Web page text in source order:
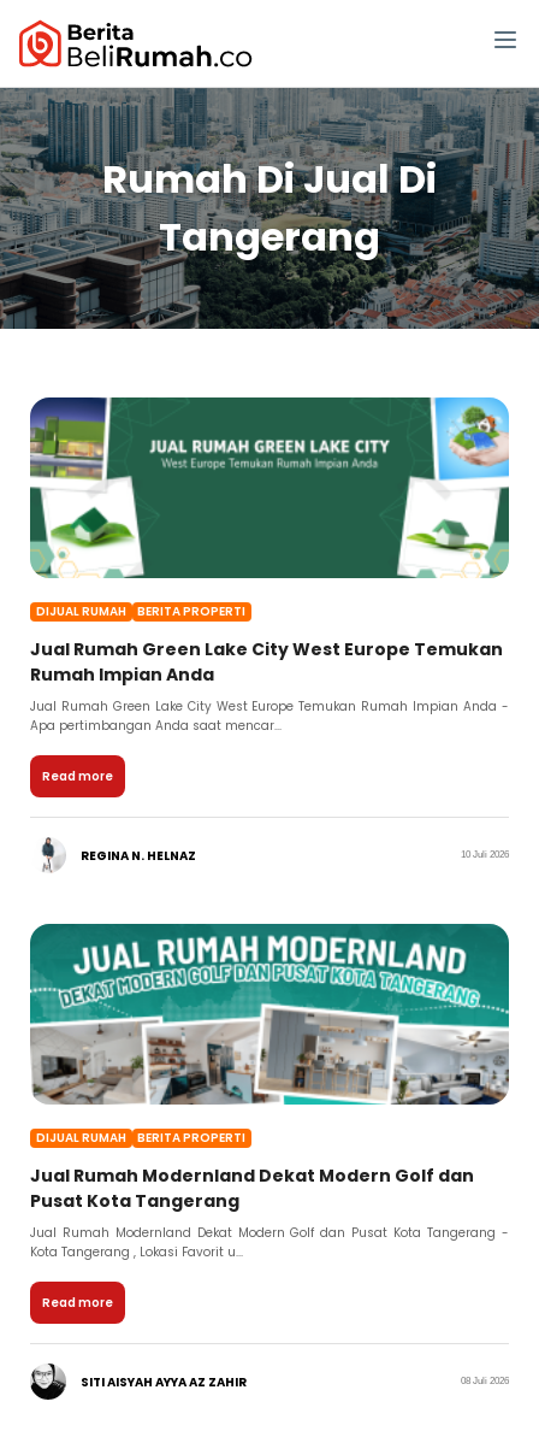
Rumah Di Jual Di
Tangerang
DIJUAL RUMAH BERITA PROPERTI
Jual Rumah Green Lake City West Europe Temukan
Rumah Impian Anda
Jual Rumah Green Lake City West Europe Temukan Rumah Impian Anda -
Apa pertimbangan Anda saat mencar...
Read more
REGINA N. HELNAZ 10 Juli 2026
DIJUAL RUMAH BERITA PROPERTI
Jual Rumah Modernland Dekat Modern Golf dan
Pusat Kota Tangerang
Jual Rumah Modernland Dekat Modern Golf dan Pusat Kota Tangerang -
Kota Tangerang , Lokasi Favorit u...
Read more
SITI AISYAH AYYA AZ ZAHIR 08 Juli 2026